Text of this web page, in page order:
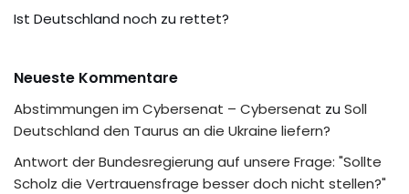
Ist Deutschland noch zu rettet?
Neueste Kommentare
Abstimmungen im Cybersenat – Cybersenat zu Soll
Deutschland den Taurus an die Ukraine liefern?
Antwort der Bundesregierung auf unsere Frage: "Sollte
Scholz die Vertrauensfrage besser doch nicht stellen?"